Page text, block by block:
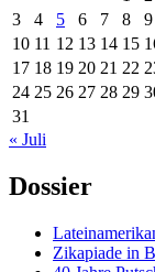
3
4 5 6 7 8
9
10 11 12 13 14 15
17 18 19 20 21 22
24 25 26 27 28 29
31
« Juli
Dossier
Zikapiade in